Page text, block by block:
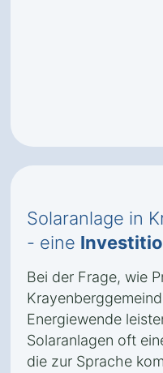
Solaranlage in
- eine
Bei der Frage, wie
Energiewende
Solaranlagen oft
die zur Sprache